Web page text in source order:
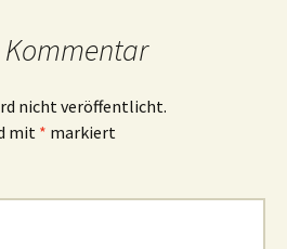
nicht veröffentlicht.
mit * markiert